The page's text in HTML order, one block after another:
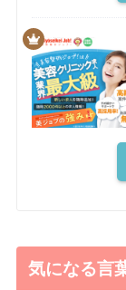
気になる言